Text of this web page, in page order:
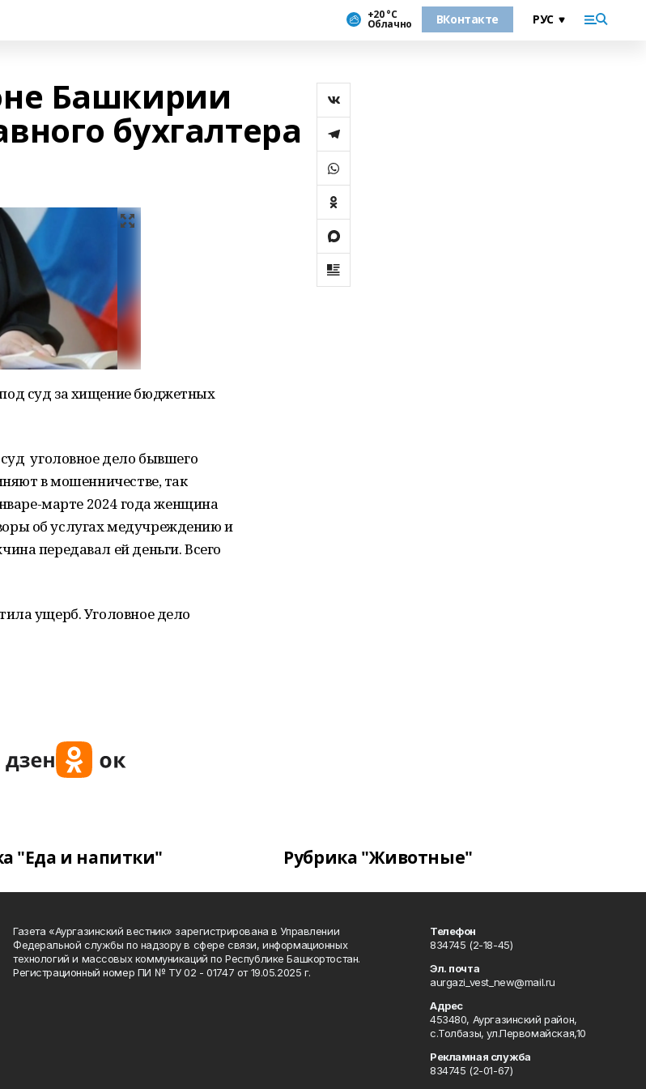
+20 °С
Облачно ВКонтакте
Башкирии
бухгалтера
суд за хищение бюджетных
уголовное дело бывшего
в мошенничестве, так
марте 2024 года женщина
об услугах медучреждению и
передавал ей деньги. Всего
ущерб. Уголовное дело
"Еда и напитки" Рубрика "Животные"
Газета «Аургазинский вестник» зарегистрирована в Управлении
Федеральной службы по надзору в сфере связи, информационных
технологий и массовых коммуникаций по Республике Башкортостан.
Регистрационный номер ПИ № ТУ 02 - 01747 от 19.05.2025 г.
Телефон
834745 (2-18-45)
Эл. почта
aurgazi_vest_new@mail.ru
Адрес
453480, Аургазинский район,
с.Толбазы, ул.Первомайская,10
Рекламная служба
834745 (2-01-67)